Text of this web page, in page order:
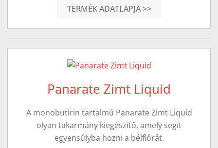
TERMÉK ADATLAPJA >>
Panarate Zimt Liquid
A monobutirin tartalmú Panarate Zimt Liquid
olyan takarmány kiegészítő, amely segít
egyensúlyba hozni a bélflórát.